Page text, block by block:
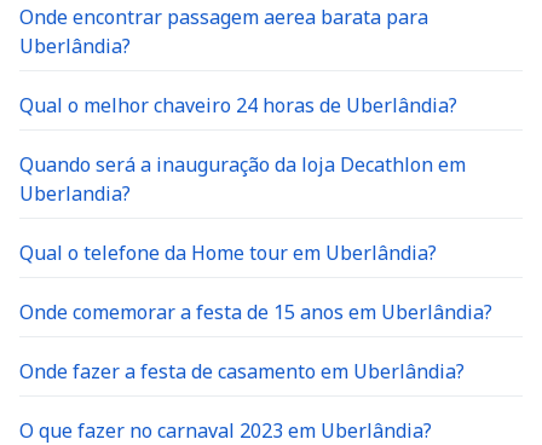
Onde encontrar passagem aerea barata para
Uberlândia?
Qual o melhor chaveiro 24 horas de Uberlândia?
Quando será a inauguração da loja Decathlon em
Uberlandia?
Qual o telefone da Home tour em Uberlândia?
Onde comemorar a festa de 15 anos em Uberlândia?
Onde fazer a festa de casamento em Uberlândia?
O que fazer no carnaval 2023 em Uberlândia?